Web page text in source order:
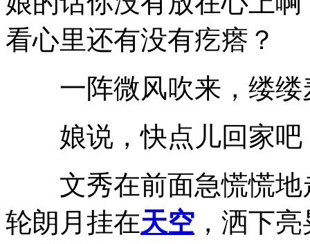
看心里还有没有疙瘩？
一阵微风吹来，缕缕
娘说，快点儿回家吧
文秀在前面急慌慌地
轮朗月挂在天空 ，洒下